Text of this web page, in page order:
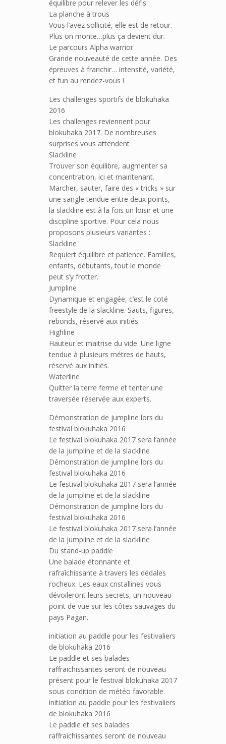
équilibre pour relever les défis :
La planche à trous
Vous l’avez sollicité, elle est de retour.
Plus on monte…plus ça devient dur.
Le parcours Alpha warrior
Grande nouveauté de cette année. Des
épreuves à franchir… intensité, variété,
et fun au rendez-vous !
Les challenges sportifs de blokuhaka
2016
Les challenges reviennent pour
blokuhaka 2017. De nombreuses
surprises vous attendent
Slackline
Trouver son équilibre, augmenter sa
concentration, ici et maintenant.
Marcher, sauter, faire des « tricks » sur
une sangle tendue entre deux points,
la slackline est à la fois un loisir et une
discipline sportive. Pour cela nous
proposons plusieurs variantes :
Slackline
Requiert équilibre et patience. Familles,
enfants, débutants, tout le monde
peut s’y frotter.
Jumpline
Dynamique et engagée, c’est le coté
freestyle de la slackline. Sauts, figures,
rebonds, réservé aux initiés.
Highline
Hauteur et maitrise du vide. Une ligne
tendue à plusieurs métres de hauts,
réservé aux initiés.
Waterline
Quitter la terre ferme et tenter une
traversée réservée aux experts.
Démonstration de jumpline lors du
festival blokuhaka 2016
Le festival blokuhaka 2017 sera l’année
de la jumpline et de la slackline
Démonstration de jumpline lors du
festival blokuhaka 2016
Le festival blokuhaka 2017 sera l’année
de la jumpline et de la slackline
Démonstration de jumpline lors du
festival blokuhaka 2016
Le festival blokuhaka 2017 sera l’année
de la jumpline et de la slackline
Du stand-up paddle
Une balade étonnante et
rafraîchissante à travers les dédales
rocheux. Les eaux cristallines vous
dévoileront leurs secrets, un nouveau
point de vue sur les côtes sauvages du
pays Pagan.
initiation au paddle pour les festivaliers
de blokuhaka 2016
Le paddle et ses balades
raffraichissantes seront de nouveau
présent pour le festival blokuhaka 2017
sous condition de météo favorable.
initiation au paddle pour les festivaliers
de blokuhaka 2016
Le paddle et ses balades
raffraichissantes seront de nouveau